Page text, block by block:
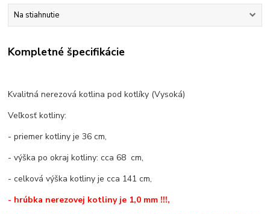
Na stiahnutie
Kompletné špecifikácie
Kvalitná nerezová kotlina pod kotlíky (Vysoká)
Veľkosť kotliny:
- priemer kotliny je 36 cm,
- výška po okraj kotliny: cca 68 cm,
- celková výška kotliny je cca 141 cm,
- hrúbka nerezovej kotliny je 1,0 mm !!!,